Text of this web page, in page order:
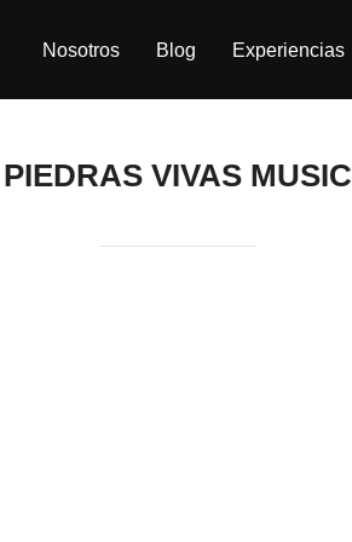
Nosotros Blog Experiencias
PIEDRAS VIVAS MUSIC